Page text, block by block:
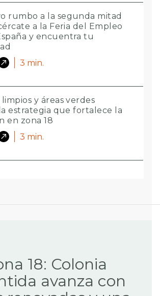
rumbo a la segunda mitad
a la Feria del Empleo
y encuentra tu
3 min.
y áreas verdes
estrategia que fortalece la
en zona 18
3 min.
18: Colonia
avanza con